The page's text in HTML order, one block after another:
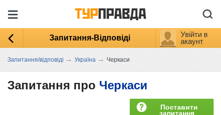
Запитання-Відповіді
Увійти в
акаунт
Запитання/відповіді → Україна → Черкаси
Запитання про Черкаси
Поставити
запитання